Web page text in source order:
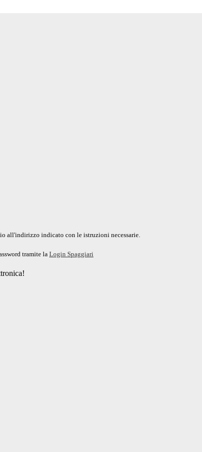
all'indirizzo indicato con le istruzioni necessarie.
tramite la Login Spaggiari